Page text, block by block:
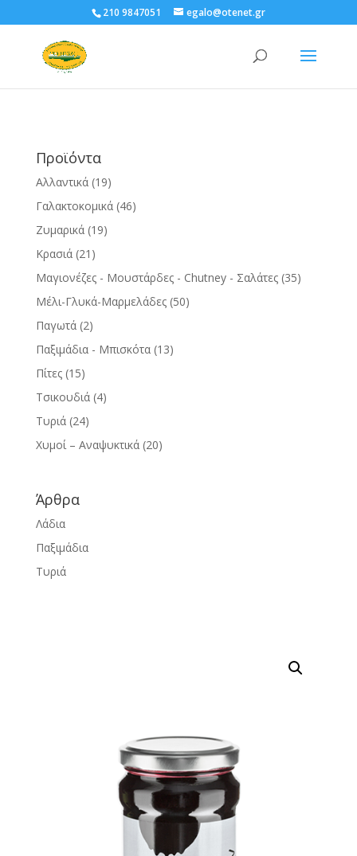
210 9847051 egalo@otenet.gr
Προϊόντα
Αλλαντικά (19)
Γαλακτοκομικά (46)
Ζυμαρικά (19)
Κρασιά (21)
Μαγιονέζες - Μουστάρδες - Chutney - Σαλάτες (35)
Μέλι-Γλυκά-Μαρμελάδες (50)
Παγωτά (2)
Παξιμάδια - Μπισκότα (13)
Πίτες (15)
Τσικουδιά (4)
Τυριά (24)
Χυμοί – Αναψυκτικά (20)
Άρθρα
Λάδια
Παξιμάδια
Τυριά